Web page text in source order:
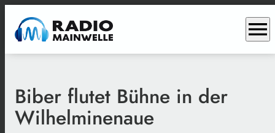
menu
Biber flutet Bühne in der
Wilhelminenaue